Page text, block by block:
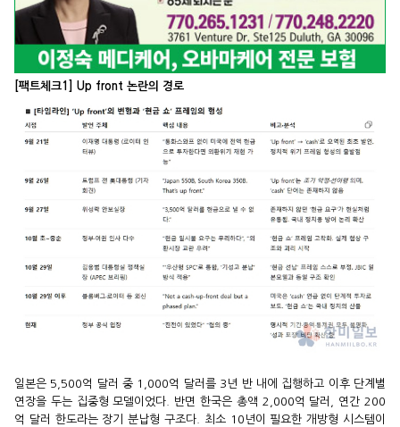
[팩트체크1] Up front 논란의 경로
일본은 5,500억 달러 중 1,000억 달러를 3년 반 내에 집행하고 이후 단계별
연장을 두는 집중형 모델이었다. 반면 한국은 총액 2,000억 달러, 연간 200
억 달러 한도라는 장기 분납형 구조다. 최소 10년이 필요한 개방형 시스템이